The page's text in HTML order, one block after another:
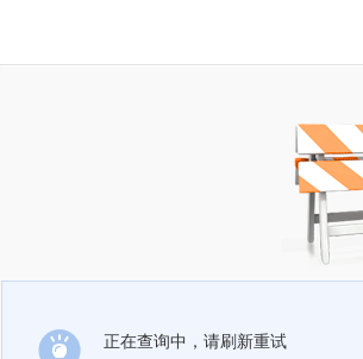
正在查询中，请刷新重试